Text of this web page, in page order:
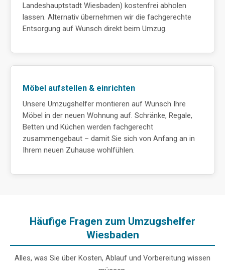
Landeshauptstadt Wiesbaden) kostenfrei abholen
lassen. Alternativ übernehmen wir die fachgerechte
Entsorgung auf Wunsch direkt beim Umzug.
Möbel aufstellen & einrichten
Unsere Umzugshelfer montieren auf Wunsch Ihre
Möbel in der neuen Wohnung auf. Schränke, Regale,
Betten und Küchen werden fachgerecht
zusammengebaut – damit Sie sich von Anfang an in
Ihrem neuen Zuhause wohlfühlen.
Häufige Fragen zum Umzugshelfer
Wiesbaden
Alles, was Sie über Kosten, Ablauf und Vorbereitung wissen